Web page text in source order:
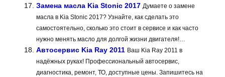
Замена масла Kia Stonic 2017 Думаете о замене
масла в Kia Stonic 2017? Узнайте, как сделать это
самостоятельно, сколько это стоит в сервисе и как часто
нужно менять масло для долгой жизни двигателя!…
Автосервис Kia Ray 2011 Ваш Kia Ray 2011 в
надёжных руках! Профессиональный автосервис,
диагностика, ремонт, ТО, доступные цены. Запишитесь на